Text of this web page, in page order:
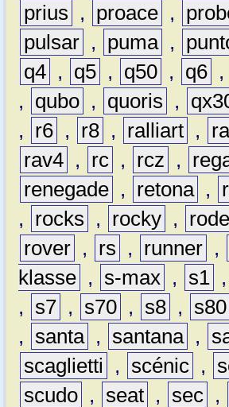
prius
, proace ,
pulsar , puma ,
q4 , q5 , q50 , q6 ,
,
qubo , quoris ,
,
r6 , r8 , ralliart ,
rav4 , rc , rcz ,
renegade , retona ,
,
rocks , rocky ,
rover , rs , runner ,
klasse , s-max , s1 ,
,
s7 , s70 , s8 , s80
,
santa , santana ,
scaglietti
, scénic ,
scudo , seat , sec ,